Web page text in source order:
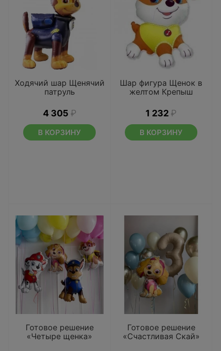
Ходячий шар Щенячий
патруль
4 305 ₽
В КОРЗИНУ
Шар фигура Щенок в
желтом Крепыш
1 232 ₽
В КОРЗИНУ
Готовое решение
«Четыре щенка»
Готовое решение
«Счастливая Скай»